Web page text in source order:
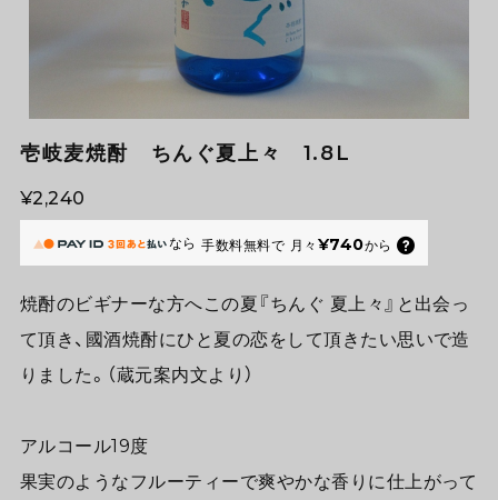
壱岐麦焼酎 ちんぐ夏上々 1.8L
¥2,240
なら 手数料無料で 月々 ¥740から
焼酎のビギナーな方へこの夏『ちんぐ 夏上々』と出会っ
て頂き、國酒焼酎にひと夏の恋をして頂きたい思いで造
りました。（蔵元案内文より）
アルコール19度
果実のようなフルーティーで爽やかな香りに仕上がって